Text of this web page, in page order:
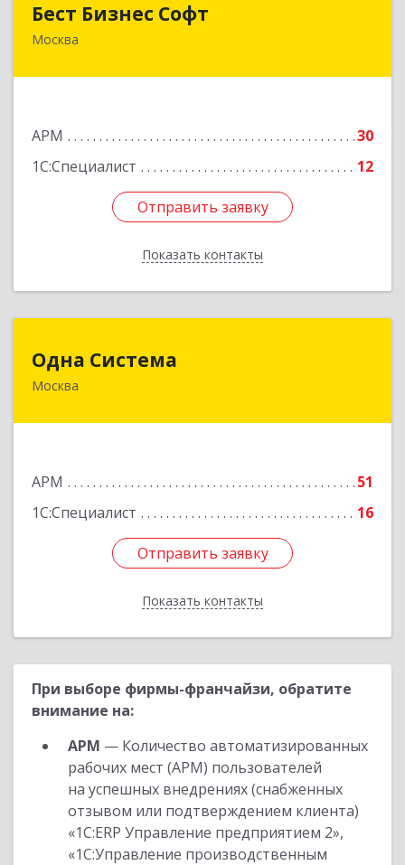
Бест Бизнес Софт
Москва
АРМ
30
1С:Специалист
12
Отправить заявку
Показать контакты
105187, Москва г, Борисовская ул, дом № 33,
Отправить заявку
Назад
Одна Система
Москва
АРМ
51
1С:Специалист
16
Отправить заявку
Показать контакты
129626, Москва г, Мира пр-кт, дом № 102,
Отправить заявку
Назад
При выборе фирмы-франчайзи, обратите
внимание на:
АРМ — Количество автоматизированных
рабочих мест (АРМ) пользователей
на успешных внедрениях (снабженных
отзывом или подтверждением клиента)
«1С:ERP Управление предприятием 2»,
«1С:Управление производственным